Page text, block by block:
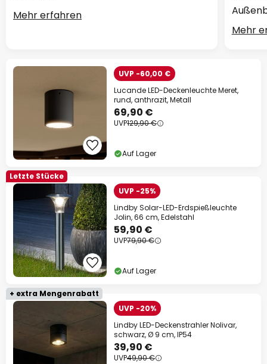
Mehr erfahren
Mehr
UVP -60,00 €
Lucande LED-Deckenleuchte Meret,
rund, anthrazit, Metall
69,90 €
UVP129,90 €
Auf Lager
Letzte Stücke
UVP -25%
Lindby Solar-LED-Erdspießleuchte
Jolin, 66 cm, Edelstahl
59,90 €
UVP79,90 €
Auf Lager
+ extra Mengenrabatt
UVP -20%
Lindby LED-Deckenstrahler Nolivar,
schwarz, Ø 9 cm, IP54
39,90 €
UVP49,90 €